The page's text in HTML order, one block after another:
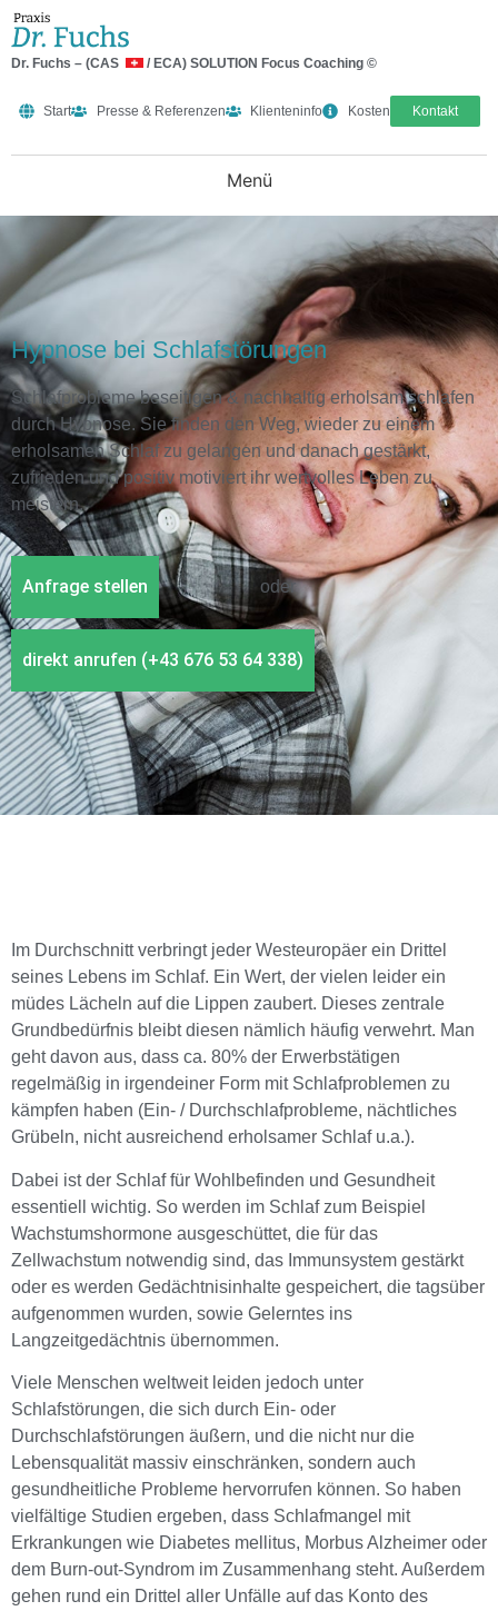
Dr. Fuchs – (CAS / ECA) SOLUTION Focus Coaching ©
Start Presse & Referenzen Klienteninfo Kosten Kontakt
Hypnose bei Schlafstörungen
Schlafprobleme beseitigen & nachhaltig erholsam schlafen
durch Hypnose. Sie finden den Weg, wieder zu einem
erholsamen Schlaf zu gelangen und danach gestärkt,
zufrieden und positiv motiviert ihr wertvolles Leben zu
meistern.
Anfrage stellen oder
direkt anrufen (+43 676 53 64 338)
Im Durchschnitt verbringt jeder Westeuropäer ein Drittel
seines Lebens im Schlaf. Ein Wert, der vielen leider ein
müdes Lächeln auf die Lippen zaubert. Dieses zentrale
Grundbedürfnis bleibt diesen nämlich häufig verwehrt. Man
geht davon aus, dass ca. 80% der Erwerbstätigen
regelmäßig in irgendeiner Form mit Schlafproblemen zu
kämpfen haben (Ein- / Durchschlafprobleme, nächtliches
Grübeln, nicht ausreichend erholsamer Schlaf u.a.).
Dabei ist der Schlaf für Wohlbefinden und Gesundheit
essentiell wichtig. So werden im Schlaf zum Beispiel
Wachstumshormone ausgeschüttet, die für das
Zellwachstum notwendig sind, das Immunsystem gestärkt
oder es werden Gedächtnisinhalte gespeichert, die tagsüber
aufgenommen wurden, sowie Gelerntes ins
Langzeitgedächtnis übernommen.
Viele Menschen weltweit leiden jedoch unter
Schlafstörungen, die sich durch Ein- oder
Durchschlafstörungen äußern, und die nicht nur die
Lebensqualität massiv einschränken, sondern auch
gesundheitliche Probleme hervorrufen können. So haben
vielfältige Studien ergeben, dass Schlafmangel mit
Erkrankungen wie Diabetes mellitus, Morbus Alzheimer oder
dem Burn-out-Syndrom im Zusammenhang steht. Außerdem
gehen rund ein Drittel aller Unfälle auf das Konto des